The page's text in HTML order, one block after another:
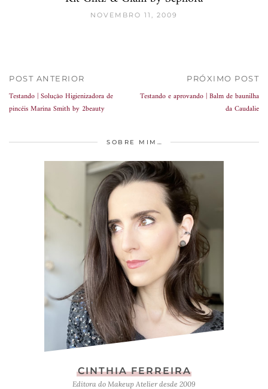
NOVEMBRO 11, 2009
POST ANTERIOR
Testando | Solução Higienizadora de
pincéis Marina Smith by 2beauty
PRÓXIMO POST
Testando e aprovando | Balm de baunilha
da Caudalie
SOBRE MIM…
CINTHIA FERREIRA
Editora do Makeup Atelier desde 2009